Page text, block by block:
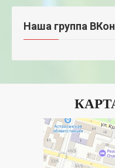
Наша группа